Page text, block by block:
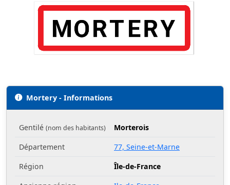
Mortery - Informations
Gentilé (nom des habitants)
Morterois
Département
77, Seine-et-Marne
Région
Île-de-France